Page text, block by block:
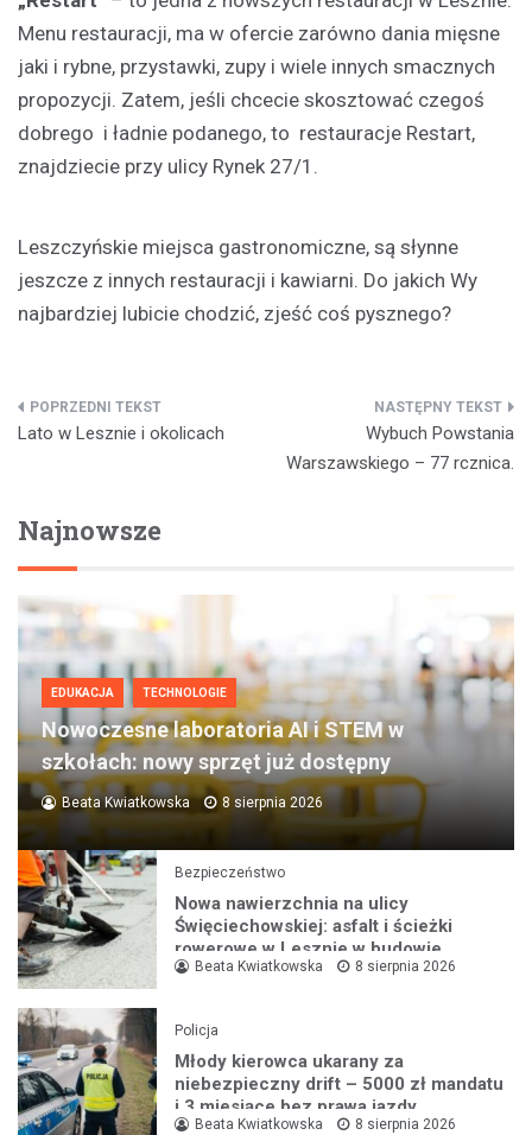
Menu restauracji, ma w ofercie zarówno dania mięsne
jaki i rybne, przystawki, zupy i wiele innych smacznych
propozycji. Zatem, jeśli chcecie skosztować czegoś
dobrego i ładnie podanego, to restauracje Restart,
znajdziecie przy ulicy Rynek 27/1.
Leszczyńskie miejsca gastronomiczne, są słynne
jeszcze z innych restauracji i kawiarni. Do jakich Wy
najbardziej lubicie chodzić, zjeść coś pysznego?
Nawigacja
Lato w Lesznie i okolicach
Wybuch Powstania
Warszawskiego – 77 rcznica.
Najnowsze
EDUKACJA TECHNOLOGIE
Nowoczesne laboratoria AI i STEM w
szkołach: nowy sprzęt już dostępny
Beata Kwiatkowska 8 sierpnia 2026
Bezpieczeństwo
Nowa nawierzchnia na ulicy
Święciechowskiej: asfalt i ścieżki
rowerowe w Lesznie w budowie
Beata Kwiatkowska 8 sierpnia 2026
Policja
Młody kierowca ukarany za
niebezpieczny drift – 5000 zł mandatu
i 3 miesiące bez prawa jazdy
Beata Kwiatkowska 8 sierpnia 2026